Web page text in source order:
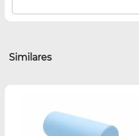
Similares